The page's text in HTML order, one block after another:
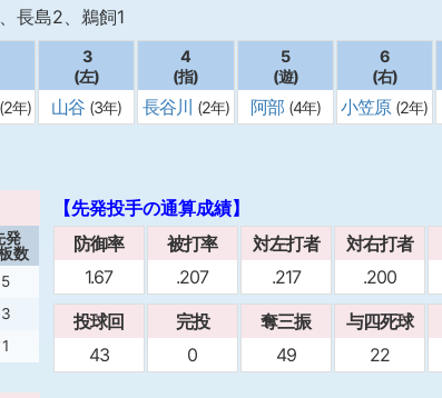
長島2、鵜飼1
(2年)
3
(左)
山谷 (3年)
4
(指)
長谷川 (2年)
5
(遊)
阿部 (4年)
6
(右)
小笠原 (2年)
発
数
5
3
1
【先発投手の通算成績】
防御率
1.67
被打率
.207
対左打者
.217
対右打者
.200
投球回
43
完投
0
奪三振
49
与四死球
22